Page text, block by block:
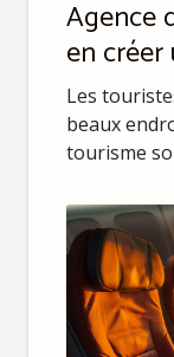
Agence
en créer
Les
beaux
tourisme